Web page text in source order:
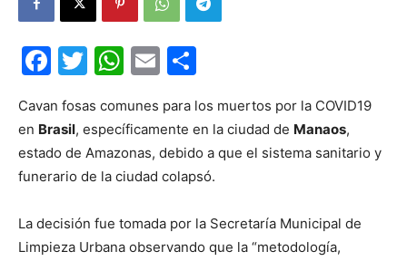
Facebook
Twitter
WhatsApp
Email
Cavan fosas comunes para los muertos por la COVID19
en Brasil, específicamente en la ciudad de Manaos,
estado de Amazonas, debido a que el sistema sanitario y
funerario de la ciudad colapsó.
La decisión fue tomada por la Secretaría Municipal de
Limpieza Urbana observando que la “metodología,